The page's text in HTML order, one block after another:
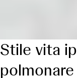
Stile vita
polmonare